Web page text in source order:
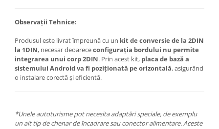
Observații Tehnice:
Produsul este livrat împreună cu un kit de conversie de la 2DIN
la 1DIN, necesar deoarececonfigurația bordului nu permite
integrarea unui corp 2DIN. Prin acest kit, placa de bază a
sistemului Android va fi poziționată pe orizontală, asigurând
o instalare corectă și eficientă.
*Unele autoturisme pot necesita adaptări speciale, de exemplu
un alt tip de chenar de încadrare sau conector alimentare. Aceste